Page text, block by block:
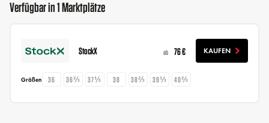
Verfügbar in 1 Marktplätze
StockX ab 76 € KAUFEN
Größen 36 36⅔ 37⅓ 38 38⅔ 39⅓ 40⅔